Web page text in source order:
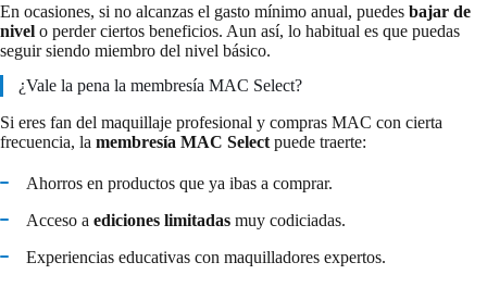
En ocasiones, si no alcanzas el gasto mínimo anual, puedes bajar de
nivel o perder ciertos beneficios. Aun así, lo habitual es que puedas
seguir siendo miembro del nivel básico.
¿Vale la pena la membresía MAC Select?
Si eres fan del maquillaje profesional y compras MAC con cierta
frecuencia, la membresía MAC Select puede traerte:
Ahorros en productos que ya ibas a comprar.
Acceso a ediciones limitadas muy codiciadas.
Experiencias educativas con maquilladores expertos.